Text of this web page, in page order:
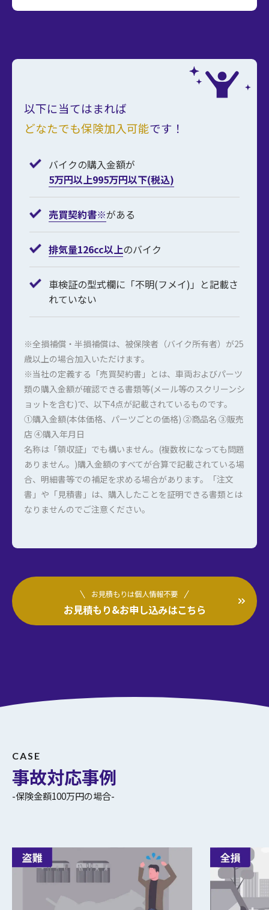
以下に当てはまれば
どなたでも保険加入可能です！
バイクの購入金額が
5万円以上995万円以下(税込)
売買契約書※がある
排気量126cc以上のバイク
車検証の型式欄に「不明(フメイ)」と記載さ
れていない
※全損補償・半損補償は、被保険者（バイク所有者）が25
歳以上の場合加入いただけます。
※当社の定義する「売買契約書」とは、車両およびパーツ
類の購入金額が確認できる書類等(メール等のスクリーンシ
ョットを含む)で、以下4点が記載されているものです。
①購入金額(本体価格、パーツごとの価格) ②商品名 ③販売
店 ④購入年月日
名称は「領収証」でも構いません。(複数枚になっても問題
ありません。)購入金額のすべてが合算で記載されている場
合、明細書等での補足を求める場合があります。「注文
書」や「見積書」は、購入したことを証明できる書類とは
なりませんのでご注意ください。
お見積もりは個人情報不要
お見積もり&お申し込みはこちら
CASE
事故対応事例